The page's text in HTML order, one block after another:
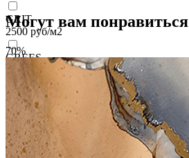
GRIT
2500 руб/м2
GREES
2500руб/м2
VELOURS
2700руб/м2
VENTO
3700руб/м2
Могут вам понравиться
70%